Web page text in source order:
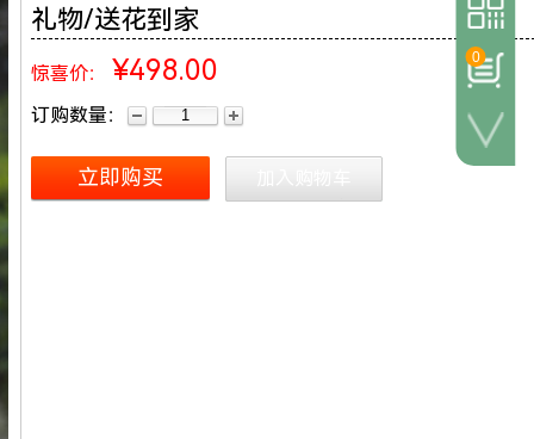
礼物/送花到家
惊喜价： ¥498.00
订购数量：
立即购买 微信客服
0